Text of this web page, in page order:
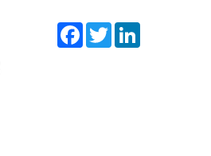
Facebook
Twitter